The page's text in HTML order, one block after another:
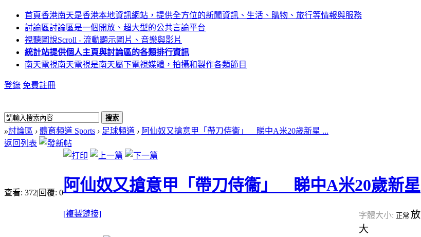
首頁香港南天是香港本地資訊網站，提供全方位的新聞資訊、生活、購物、旅行等情報與服務
討論區討論區是一個開放、超大型的公共言論平台
視聽圖說Scroll - 流動顯示圖片、音樂與影片
統計站提供個人主頁與討論區的各類排行資訊
南天電視南天電視是南天屬下電視媒體，拍攝和製作各類節目
登錄 免費註冊
搜索
»討論區 › 體育頻道 Sports › 足球頻道 › 阿仙奴又搶意甲「帶刀侍衞」 睇中A米20歲新星 ...
返回列表
查看: 372|回覆: 0 阿仙奴又搶意甲「帶刀侍衞」 睇中A米20歲新星
[複製鏈接] 字體大小: 正常 放
大